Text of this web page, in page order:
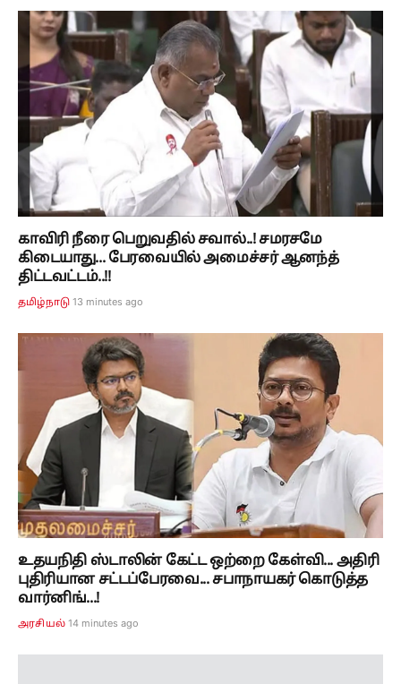
காவிரி நீரை பெறுவதில் சவால்..! சமரசமே
கிடையாது... பேரவையில் அமைச்சர் ஆனந்த்
திட்டவட்டம்..!!
தமிழ்நாடு 13 minutes ago
உதயநிதி ஸ்டாலின் கேட்ட ஒற்றை கேள்வி... அதிரி
புதிரியான சட்டப்பேரவை... சபாநாயகர் கொடுத்த
வார்னிங்...!
அரசியல் 14 minutes ago